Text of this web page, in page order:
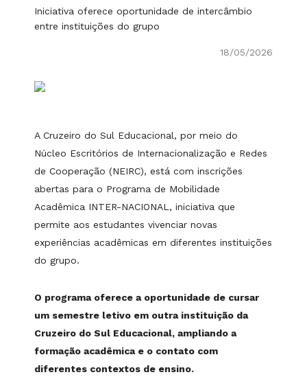
Iniciativa oferece oportunidade de intercâmbio
entre instituições do grupo
18/05/2026
A Cruzeiro do Sul Educacional, por meio do
Núcleo Escritórios de Internacionalização e Redes
de Cooperação (NEIRC), está com inscrições
abertas para o Programa de Mobilidade
Acadêmica INTER-NACIONAL, iniciativa que
permite aos estudantes vivenciar novas
experiências acadêmicas em diferentes instituições
do grupo.
O programa oferece a oportunidade de cursar
um semestre letivo em outra instituição da
Cruzeiro do Sul Educacional, ampliando a
formação acadêmica e o contato com
diferentes contextos de ensino.